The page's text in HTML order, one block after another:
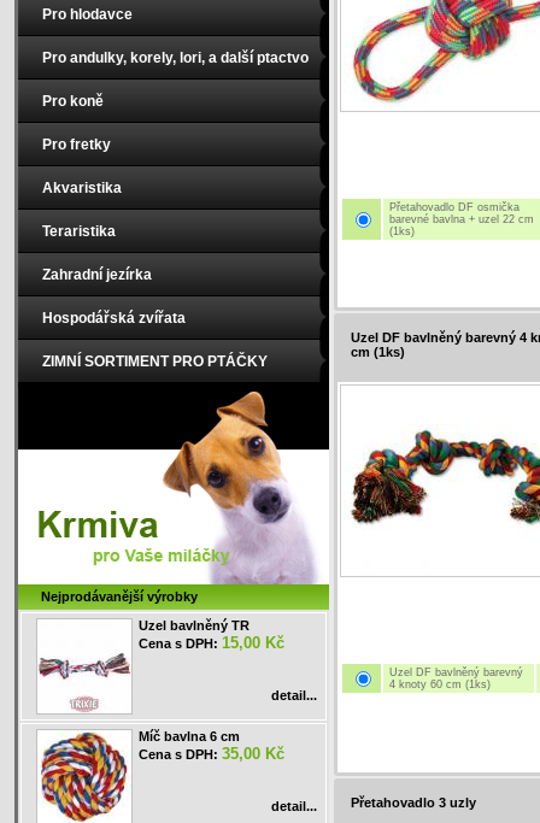
Přetahovadlo DF osmička
barevné bavlna + uzel 22 cm
(1ks)
Uzel DF bavlněný barevný 4
cm (1ks)
Uzel DF bavlněný barevný
4 knoty 60 cm (1ks)
Přetahovadlo 3 uzly
Pro hlodavce
Pro andulky, korely, lori, a další ptactvo
Pro koně
Pro fretky
Akvaristika
Teraristika
Zahradní jezírka
Hospodářská zvířata
ZIMNÍ SORTIMENT PRO PTÁČKY
Nejprodávanější výrobky
Uzel bavlněný TR
Cena s DPH: 15,00 Kč
detail...
Míč bavlna 6 cm
Cena s DPH: 35,00 Kč
detail...